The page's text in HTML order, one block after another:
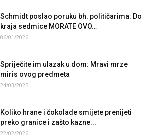
Schmidt poslao poruku bh. političarima: Do
kraja sedmice MORATE OVO…
06/01/2026
Spriječite im ulazak u dom: Mravi mrze
miris ovog predmeta
24/03/2025
Koliko hrane i čokolade smijete prenijeti
preko granice i zašto kazne...
22/02/2026